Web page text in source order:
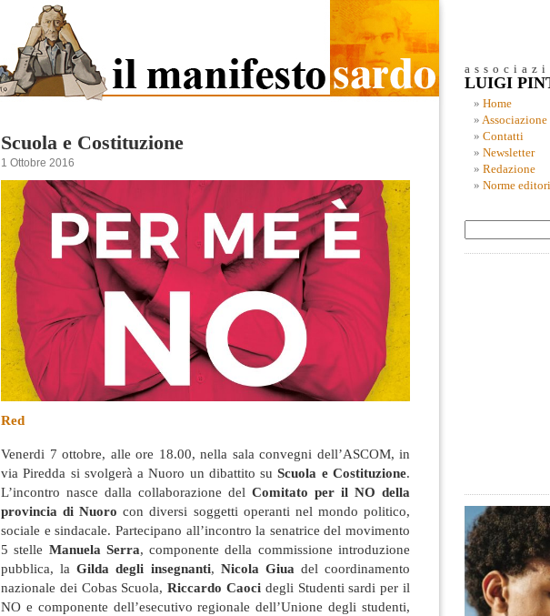
Scuola e Costituzione
1 Ottobre 2016
Red
Venerdi 7 ottobre, alle ore 18.00, nella sala convegni dell’ASCOM, in
via Piredda si svolgerà a Nuoro un dibattito suScuola e Costituzione.
L’incontro nasce dalla collaborazione del Comitato per il NO della
provincia di Nuoro con diversi soggetti operanti nel mondo politico,
sociale e sindacale. Partecipano all’incontro la senatrice del movimento
5 stelle Manuela Serra, componente della commissione introduzione
pubblica, laGilda degli insegnanti, Nicola Giua del coordinamento
nazionale dei Cobas Scuola,Riccardo Caoci degli Studenti sardi per il
NO e componente dell’esecutivo regionale dell’Unione degli studenti,
LUIGI
Home
Associazione
Contatti
Newsletter
Redazione
Norme